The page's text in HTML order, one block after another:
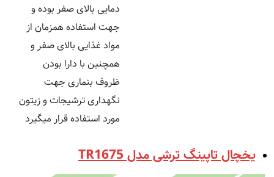
دمایی بالای صفر بوده و
جهت استفاده همزمان از
مواد غذایی بالای صفر و
همچنین با دارا بودن
ظروف بنماری جهت
نگهداری ترشیجات و زیتون
مورد استفاده قرار میگیرد
یخچال تاپینگ ترشی مدل TR1675